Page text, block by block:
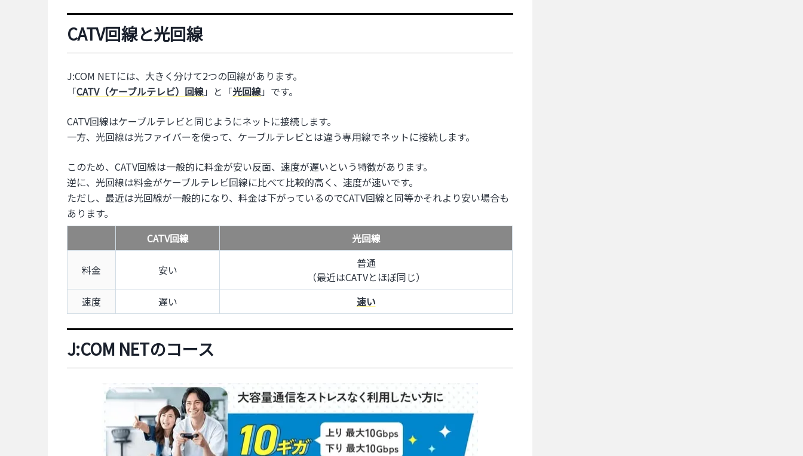
CATV回線と光回線
J:COM NETには、大きく分けて2つの回線があります。
「CATV（ケーブルテレビ）回線」と「光回線」です。
CATV回線はケーブルテレビと同じようにネットに接続します。
一方、光回線は光ファイバーを使って、ケーブルテレビとは違う専用線でネットに接続します。
このため、CATV回線は一般的に料金が安い反面、速度が遅いという特徴があります。
逆に、光回線は料金がケーブルテレビ回線に比べて比較的高く、速度が速いです。
ただし、最近は光回線が一般的になり、料金は下がっているのでCATV回線と同等かそれより安い場合も
あります。
CATV回線
光回線
料金 安い
普通
（最近はCATVとほぼ同じ）
速度
遅い 速い
J:COM NETのコース